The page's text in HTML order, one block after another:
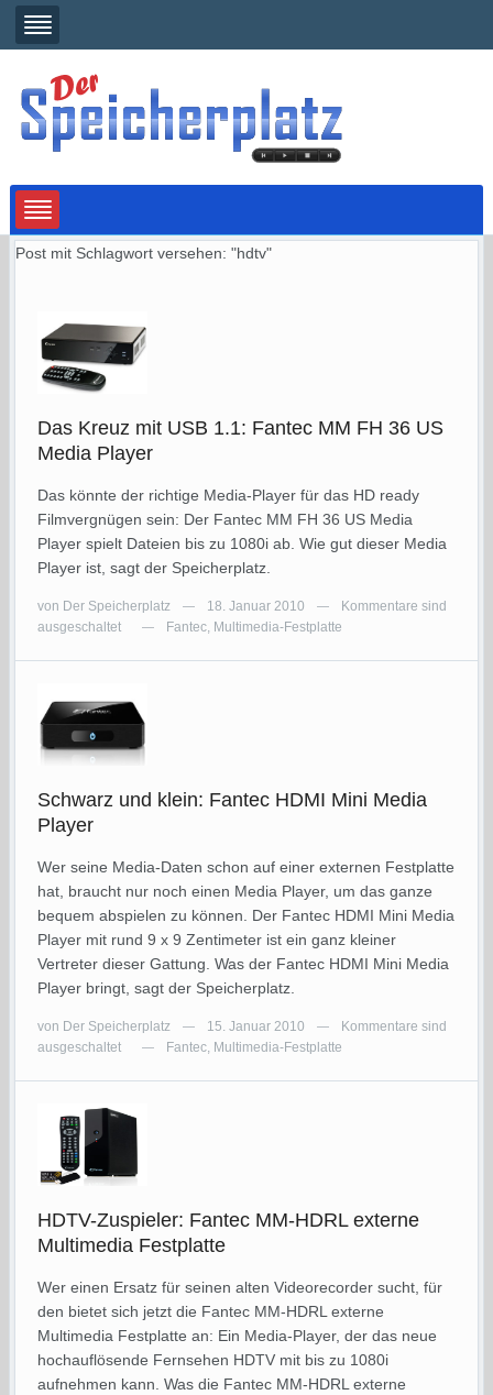
Post mit Schlagwort versehen: "hdtv"
Das Kreuz mit USB 1.1: Fantec MM FH 36 US
Media Player
Das könnte der richtige Media-Player für das HD ready
Filmvergnügen sein: Der Fantec MM FH 36 US Media
Player spielt Dateien bis zu 1080i ab. Wie gut dieser Media
Player ist, sagt der Speicherplatz.
von Der Speicherplatz — 18. Januar 2010 —
Kommentare sind
ausgeschaltet
— Fantec, Multimedia-Festplatte
Schwarz und klein: Fantec HDMI Mini Media
Player
Wer seine Media-Daten schon auf einer externen Festplatte
hat, braucht nur noch einen Media Player, um das ganze
bequem abspielen zu können. Der Fantec HDMI Mini Media
Player mit rund 9 x 9 Zentimeter ist ein ganz kleiner
Vertreter dieser Gattung. Was der Fantec HDMI Mini Media
Player bringt, sagt der Speicherplatz.
von Der Speicherplatz — 15. Januar 2010 —
Kommentare sind
ausgeschaltet
— Fantec, Multimedia-Festplatte
HDTV-Zuspieler: Fantec MM-HDRL externe
Multimedia Festplatte
Wer einen Ersatz für seinen alten Videorecorder sucht, für
den bietet sich jetzt die Fantec MM-HDRL externe
Multimedia Festplatte an: Ein Media-Player, der das neue
hochauflösende Fernsehen HDTV mit bis zu 1080i
aufnehmen kann. Was die Fantec MM-HDRL externe